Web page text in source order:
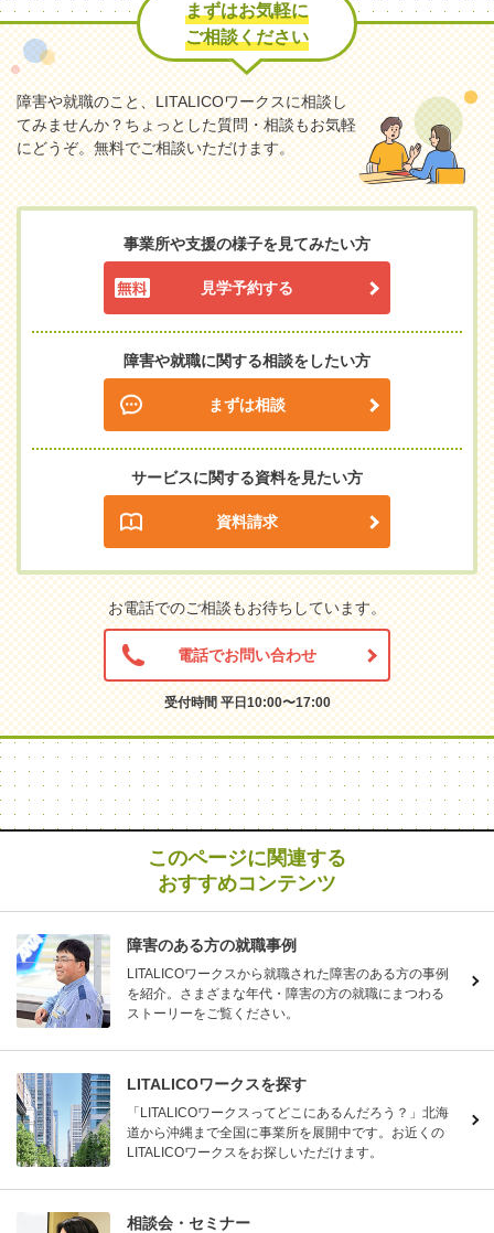
まずはお気軽に
ご相談ください
障害や就職のこと、LITALICOワークスに相談し
てみませんか？ちょっとした質問・相談もお気軽
にどうぞ。無料でご相談いただけます。
事業所や支援の様子を見てみたい方
見学予約する
障害や就職に関する相談をしたい方
まずは相談
サービスに関する資料を見たい方
資料請求
お電話でのご相談もお待ちしています。
電話でお問い合わせ
受付時間 平日10:00〜17:00
このページに関連する
おすすめコンテンツ
障害のある方の就職事例
LITALICOワークスから就職された障害のある方の事例
を紹介。さまざまな年代・障害の方の就職にまつわる
ストーリーをご覧ください。
LITALICOワークスを探す
「LITALICOワークスってどこにあるんだろう？」北海
道から沖縄まで全国に事業所を展開中です。お近くの
LITALICOワークスをお探しいただけます。
相談会・セミナー